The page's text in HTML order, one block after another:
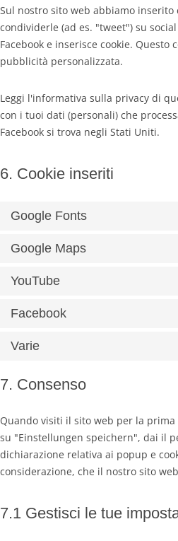
Sul nostro sito web abbiamo
condividerle (ad es. "tweet") su
Facebook e inserisce cookie.
pubblicità personalizzata.
Leggi l'informativa sulla privacy di
con i tuoi dati (personali) che
Facebook si trova negli Stati Uniti.
6. Cookie inseriti
Google Fonts
Google Maps
YouTube
Facebook
Varie
7. Consenso
Quando visiti il sito web per la
su "Einstellungen speichern", dai il
dichiarazione relativa ai popup e
considerazione, che il nostro sito
7.1 Gestisci le tue